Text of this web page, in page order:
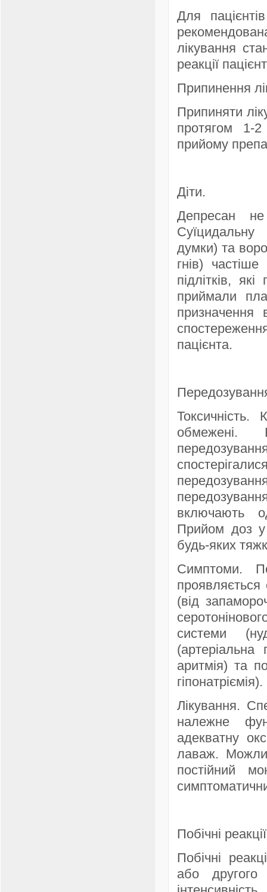
Для
лікування
реакції
Припинення
Припиняти
протягом 1-
прийому
Діти.
Депресан
Суїцидальну
думки) та
гнів)
підлітків,
приймали
призначення
пацієнта.
Токсичність.
обмежені.
включають
Прийом доз
будь-яких
Симптоми.
(від
системи
(артеріальна
аритмія) та
гіпонатріємія).
Лікування.
належне
адекватну
лаваж.
постійний
Побічні
Побічні
або